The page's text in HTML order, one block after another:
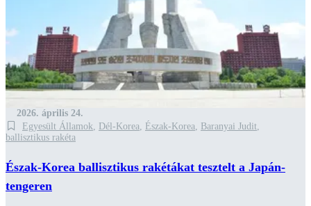
2026. április 24.
Egyesült Államok
Dél-Korea Észak-Korea Baranyai Judit
ballisztikus rakéta
Észak-Korea ballisztikus rakétákat tesztelt a Japán-
tengeren